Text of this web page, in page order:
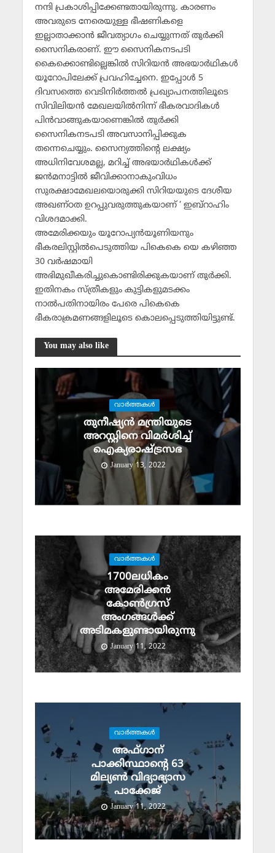
നന്ദി പ്രകാശിപ്പിക്കേണ്ടതായിരുന്നു. കാരണം
അവരുടെ നേരെയുള്ള ഭീഷണികളെ
ഇല്ലാതാക്കാന്‍ ജീവത്യാഗം ചെയ്യുന്നത് തുര്‍ക്കി
സൈനികരാണ്. ഈ സൈനികനടപടി
കൈക്കൊണ്ടില്ലെങ്കില്‍ സിറിയന്‍ അഭയാര്‍ഥികള്‍
യൂറോപിലേക്ക് പ്രവഹിച്ചേനെ. ഇപ്പോള്‍ 5
ദിവസത്തെ വെടിനിര്‍ത്തല്‍ പ്രഖ്യാപനത്തിലൂടെ
സിവിലിയന്‍ മേഖലയില്‍നിന്ന് ഭീകരവാദികള്‍
പിന്‍വാങ്ങുകയാണെങ്കില്‍ തുര്‍ക്കി
സൈനികനടപടി അവസാനിപ്പിക്കുക
തന്നെചെയ്യും. സൈന്യത്തിന്റെ ലക്ഷ്യം
അധിനിവേശമല്ല, മറിച്ച് അഭയാര്‍ഥികള്‍ക്ക്
ജന്‍മനാട്ടില്‍ ജീവിക്കാനാകുംവിധം
സുരക്ഷാമേഖലയൊരുക്കി സിറിയയുടെ ദേശീയ
അഖണ്ഠത ഉറപ്പുവരുത്തുകയാണ് ‘ ഇബ്‌റാഹിം
വിശദമാക്കി.
അമേരിക്കയും യൂറോപ്യന്‍യൂണിയനും
ഭീകരലിസ്റ്റില്‍പെടുത്തിയ പികെകെ യെ കഴിഞ്ഞ
30 വര്‍ഷമായി
അഭിമുഖീകരിച്ചുകൊണ്ടിരിക്കുകയാണ് തുര്‍ക്കി.
ഇതിനകം സ്ത്രീകളും കുട്ടികളുമടക്കം
നാല്‍പതിനായിരം പേരെ പികെകെ
ഭീകരാക്രമണങ്ങളിലൂടെ കൊലപ്പെടുത്തിയിട്ടുണ്ട്.
You may also like
വാര്‍ത്തകള്‍
തുനീഷ്യൻ മന്ത്രിയുടെ
അറസ്റ്റിനെ വിമർശിച്ച്
ഐക്യരാഷ്ട്രസഭ
January 13, 2022
വാര്‍ത്തകള്‍
1700ലധികം
അമേരിക്കൻ
കോൺഗ്രസ്
അംഗങ്ങൾക്ക്
അടിമകളുണ്ടായിരുന്നു
January 11, 2022
വാര്‍ത്തകള്‍
അഫ്ഗാന്
പാക്കിസ്ഥാന്റെ 63
മില്യൺ വിദ്യാഭ്യാസ
പാക്കേജ്
January 11, 2022